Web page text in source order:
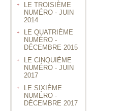
LE TROISIÈME
NUMÉRO - JUIN
2014
LE QUATRIÈME
NUMÉRO -
DÉCEMBRE 2015
LE CINQUIÈME
NUMÉRO - JUIN
2017
LE SIXIÈME
NUMÉRO -
DÉCEMBRE 2017